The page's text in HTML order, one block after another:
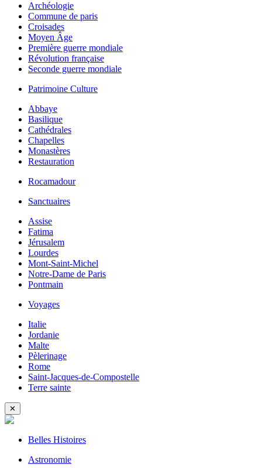
Archéologie
Commune de paris
Croisades
Moyen Âge
Première guerre mondiale
Révolution française
Seconde guerre mondiale
Patrimoine Culture
Abbaye
Basilique
Cathédrales
Chapelles
Monastères
Restauration
Rocamadour
Sanctuaires
Assise
Fatima
Jérusalem
Lourdes
Mont-Saint-Michel
Notre-Dame de Paris
Pontmain
Voyages
Italie
Jordanie
Malte
Pèlerinage
Rome
Saint-Jacques-de-Compostelle
Terre sainte
✕
Belles Histoires
Astronomie